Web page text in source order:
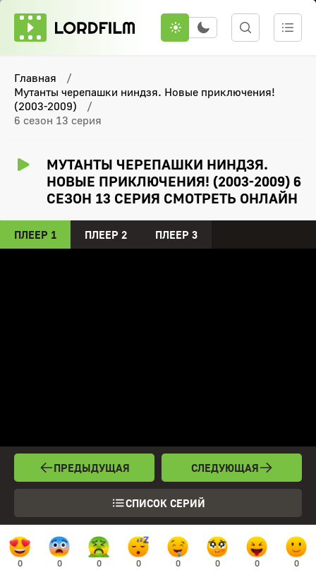
Главная
Мутанты черепашки ниндзя. Новые приключения!
(2003-2009)
6 сезон 13 серия
МУТАНТЫ ЧЕРЕПАШКИ НИНДЗЯ.
НОВЫЕ ПРИКЛЮЧЕНИЯ! (2003-2009) 6
СЕЗОН 13 СЕРИЯ СМОТРЕТЬ ОНЛАЙН
ПЛЕЕР 1 ПЛЕЕР 2 ПЛЕЕР 3
ПРЕДЫДУЩАЯ
СПИСОК СЕРИЙ
СЛЕДУЮЩАЯ
0 0 0 0 0 0 0 0